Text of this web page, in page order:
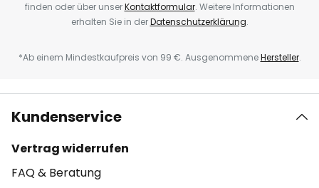
finden oder über unserKontaktformular. Weitere Informationen
erhalten Sie in derDatenschutzerklärung.
*Ab einem Mindestkaufpreis von 99 €. AusgenommeneHersteller.
Kundenservice
Vertrag widerrufen
FAQ & Beratung